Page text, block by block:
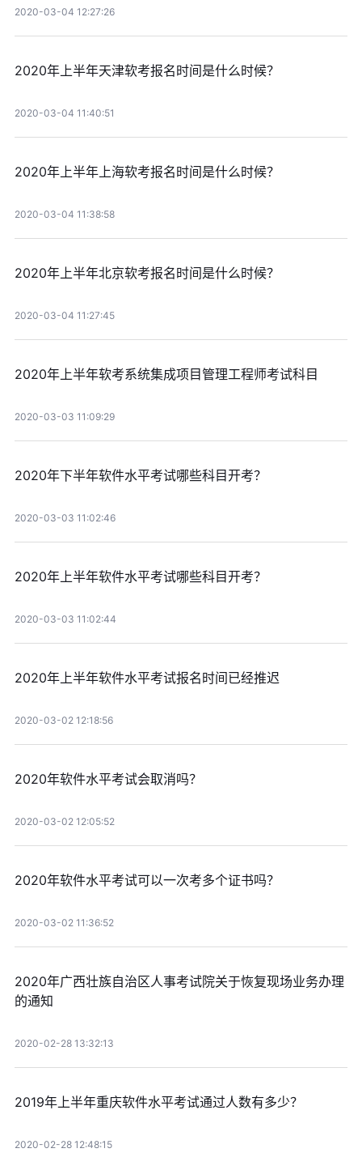
2020-03-04 12:27:26
2020年上半年天津软考报名时间是什么时候？
2020-03-04 11:40:51
2020年上半年上海软考报名时间是什么时候？
2020-03-04 11:38:58
2020年上半年北京软考报名时间是什么时候？
2020-03-04 11:27:45
2020年上半年软考系统集成项目管理工程师考试科目
2020-03-03 11:09:29
2020年下半年软件水平考试哪些科目开考？
2020-03-03 11:02:46
2020年上半年软件水平考试哪些科目开考？
2020-03-03 11:02:44
2020年上半年软件水平考试报名时间已经推迟
2020-03-02 12:18:56
2020年软件水平考试会取消吗？
2020-03-02 12:05:52
2020年软件水平考试可以一次考多个证书吗？
2020-03-02 11:36:52
2020年广西壮族自治区人事考试院关于恢复现场业务办理
的通知
2020-02-28 13:32:13
2019年上半年重庆软件水平考试通过人数有多少？
2020-02-28 12:48:15